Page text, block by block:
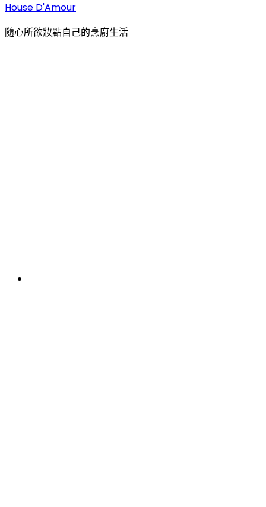
House D'Amour
隨心所欲妝點自己的烹廚生活